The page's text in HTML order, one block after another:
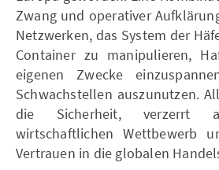
Zwang und operativer
Netzwerken, das System der
Container zu manipulieren,
eigenen Zwecke
Schwachstellen auszunutzen.
die Sicherheit, verzerrt
wirtschaftlichen Wettbewerb
Vertrauen in die globalen